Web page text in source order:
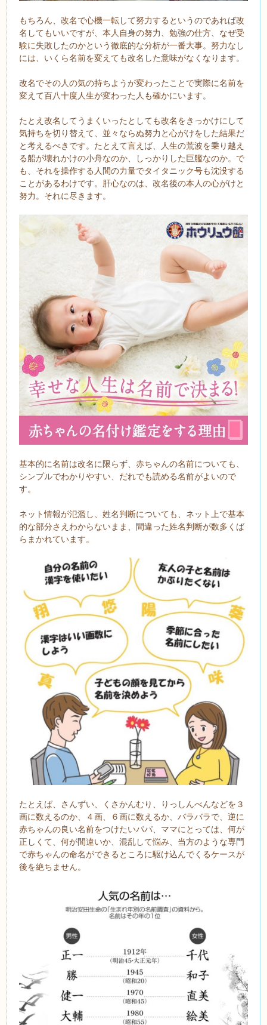
もちろん、改名で心機一転して努力するというのであれば改
名してもいいですが、本人自身の努力、勉強の仕方、なぜ受
験に失敗したのかという徹底的な分析が一番大事。努力なし
には、いくら名前を変えても改名した意味がなくなります。
改名でその人の気の持ちようが変わったことで実際に名前を
変えて百八十度人生が変わった人も確かにいます。
たとえ改名してうまくいったとしても改名をきっかけにして
気持ちを切り替えて、並々ならぬ努力と心がけをした結果だ
と考えるべきです。たとえて言えば、人生の荒波を乗り越え
る船が壊れかけの小舟なのか、しっかりした巨艦なのか。で
も、それを操作する人間の力量でタイタニック号も沈没する
ことがあるわけです。肝心なのは、改名後の本人の心がけと
努力。それに尽きます。
基本的に名前は改名に限らず、赤ちゃんの名前についても、
シンプルでわかりやすい、だれでも読める名前がよいので
す。
ネット情報が氾濫し、姓名判断についても、ネット上で基本
的な部分さえわからないまま、間違った姓名判断が数多くば
らまかれています。
たとえば、さんずい、くさかんむり、りっしんべんなどを３
画に数えるのか、４画、６画に数えるか、バラバラで、逆に
赤ちゃんの良い名前をつけたいパパ、ママにとっては、何が
正しくて、何が間違いか、混乱して悩み、当方のような専門
で赤ちゃんの命名ができるところに駆け込んでくるケースが
後を絶ちません。